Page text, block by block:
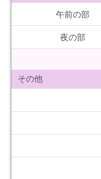
午前の部
夜の部
その他